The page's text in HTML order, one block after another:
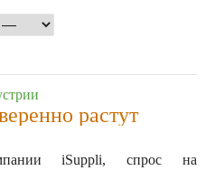
растут
iSuppli, спрос на